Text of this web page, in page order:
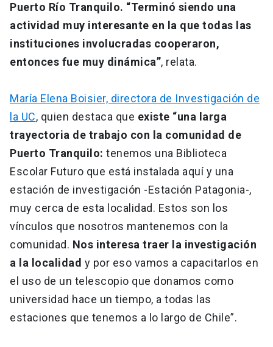
Puerto Río Tranquilo. “Terminó siendo una
actividad muy interesante en la que todas las
instituciones involucradas cooperaron,
entonces fue muy dinámica”, relata.
María Elena Boisier, directora de Investigación de
la UC, quien destaca que existe “una larga
trayectoria de trabajo con la comunidad de
Puerto Tranquilo: tenemos una Biblioteca
Escolar Futuro que está instalada aquí y una
estación de investigación -Estación Patagonia-,
muy cerca de esta localidad. Estos son los
vínculos que nosotros mantenemos con la
comunidad. Nos interesa traer la investigación
a la localidad y por eso vamos a capacitarlos en
el uso de un telescopio que donamos como
universidad hace un tiempo, a todas las
estaciones que tenemos a lo largo de Chile”.